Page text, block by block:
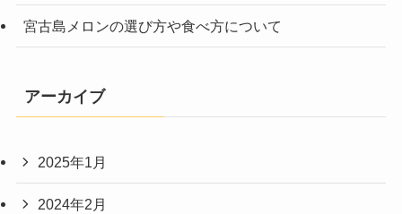
宮古島メロンの選び方や食べ方について
アーカイブ
2025年1月
2024年2月